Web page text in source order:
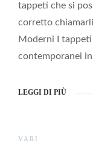
tappeti che si
corretto
Moderni I
contemporanei
LEGGI DI PIÙ
VARI